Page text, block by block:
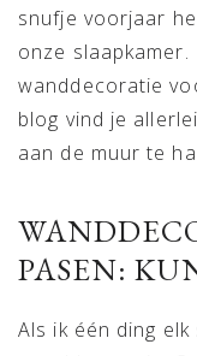
snufje voorjaar
onze
wanddecoratie
blog vind je
aan de muur te
PASEN:
Als ik één ding